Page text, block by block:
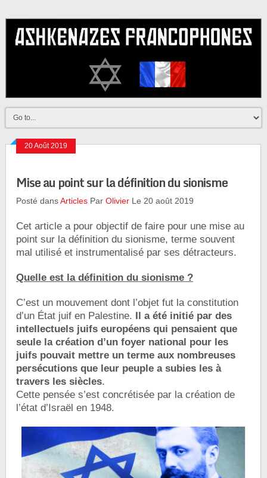
20 Août 2019
Mise au point sur la définition du sionisme
Posté dansArticles ParOlivier Le 20 août 2019
Cet article a pour objectif de faire pour une mise au
point sur la définition du sionisme, terme souvent
mal utilisé et instrumentalisé par ses détracteurs.
Quelle est la définition du sionisme ?
C’est un mouvement dont l’objet fut la constitution
d’un État juif en Palestine.
a été initié par des
intellectuels juifs européens qui pensaient que
seule la création d’un foyer national pour les
juifs pouvait mettre un terme aux nombreuses
persécutions que leur peuple a subies les à
travers les siècles.
Cette pensée s’est concrétisée par la création de
l’état d’Israël en 1948.